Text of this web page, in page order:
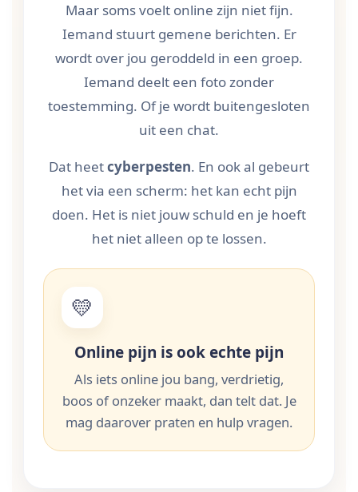
Maar soms voelt online zijn niet fijn.
Iemand stuurt gemene berichten. Er
wordt over jou geroddeld in een groep.
Iemand deelt een foto zonder
toestemming. Of je wordt buitengesloten
uit een chat.
Dat heetcyberpesten. En ook al gebeurt
het via een scherm: het kan echt pijn
doen. Het is niet jouw schuld en je hoeft
het niet alleen op te lossen.
💛
Online pijn is ook echte pijn
Als iets online jou bang, verdrietig,
boos of onzeker maakt, dan telt dat. Je
mag daarover praten en hulp vragen.